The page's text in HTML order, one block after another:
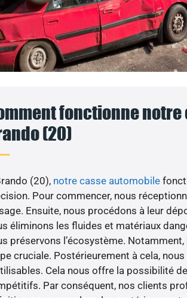
fonctionne notre
(20)
(20), notre casse automobile
Pour commencer, nous
Ensuite, nous procédons à leur
éliminons les fluides et matériaux
préservons l’écosystème.
cruciale. Postérieurement à cela,
Cela nous offre la possibilité
Par conséquent, nos clients